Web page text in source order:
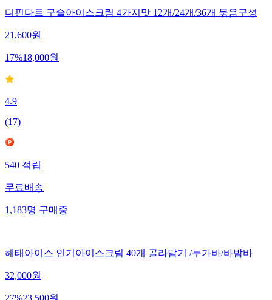
디핀다트 구슬아이스크림 4가지맛 12개/24개/36개 묶음구성
21,600원
17%18,000원
4.9
(17)
540적립
무료배송
1,183명구매중
해태아이스 인기아이스크림 40개 골라담기 /누가바/바밤바
32,000원